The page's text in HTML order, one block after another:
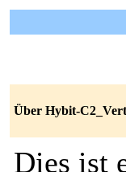
Über Hybit-
Dies ist